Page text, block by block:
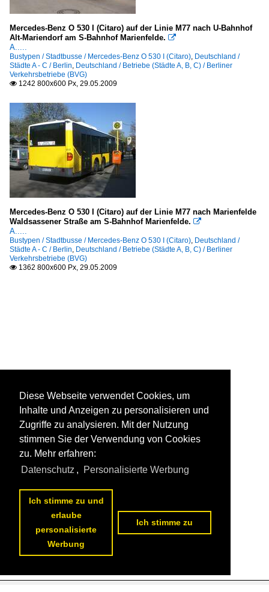
Mercedes-Benz O 530 I (Citaro) auf der Linie M77 nach U-Bahnhof
Alt-Mariendorf am S-Bahnhof Marienfelde. 
A.....
Bustypen / Stadtbusse / Mercedes-Benz O 530 I (Citaro), Deutschland /
Städte A - C / Berlin, Deutschland / Betriebe (Städte A, B, C) / Berliner
Verkehrsbetriebe (BVG)
 1242 800x600 Px, 29.05.2009
Mercedes-Benz O 530 I (Citaro) auf der Linie M77 nach Marienfelde
Waldsassener Straße am S-Bahnhof Marienfelde. 
A.....
Bustypen / Stadtbusse / Mercedes-Benz O 530 I (Citaro), Deutschland /
Städte A - C / Berlin, Deutschland / Betriebe (Städte A, B, C) / Berliner
Verkehrsbetriebe (BVG)
 1362 800x600 Px, 29.05.2009
Diese Webseite verwendet Cookies, um
Inhalte und Anzeigen zu personalisieren und
Zugriffe zu analysieren. Mit der Nutzung
stimmen Sie der Verwendung von Cookies
zu. Mehr erfahren:
Datenschutz , Personalisierte Werbung
Ich stimme zu und
erlaube
personalisierte
Werbung
Ich stimme zu